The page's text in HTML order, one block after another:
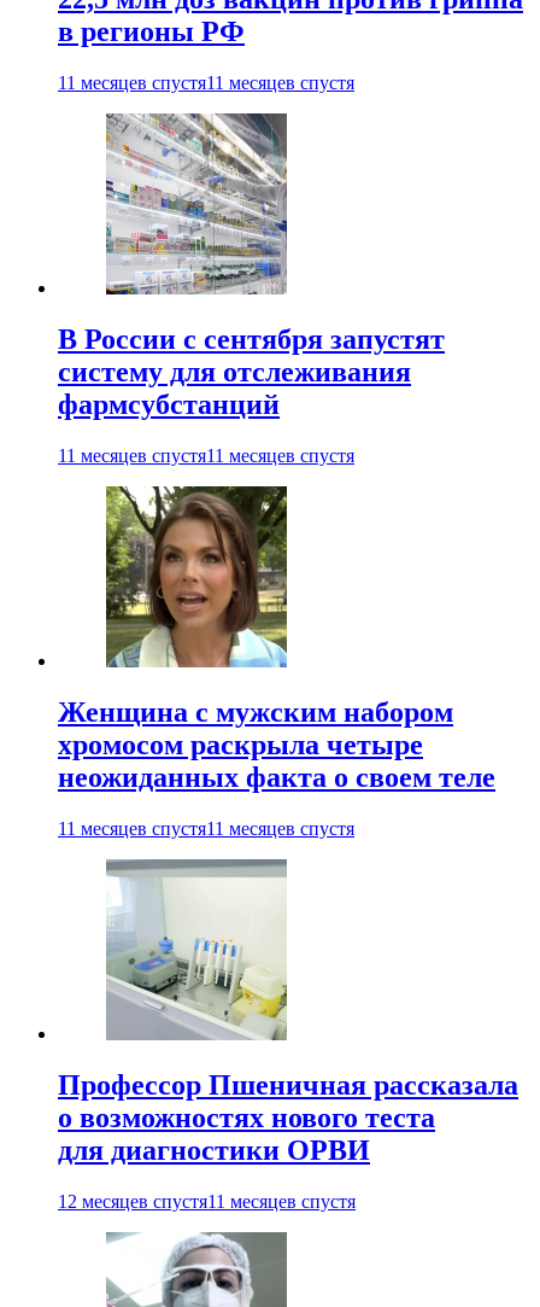
в регионы РФ
11 месяцев спустя11 месяцев спустя
В России с сентября запустят
систему для отслеживания
фармсубстанций
11 месяцев спустя11 месяцев спустя
Женщина с мужским набором
хромосом раскрыла четыре
неожиданных факта о своем теле
11 месяцев спустя11 месяцев спустя
Профессор Пшеничная рассказала
о возможностях нового теста
для диагностики ОРВИ
12 месяцев спустя11 месяцев спустя